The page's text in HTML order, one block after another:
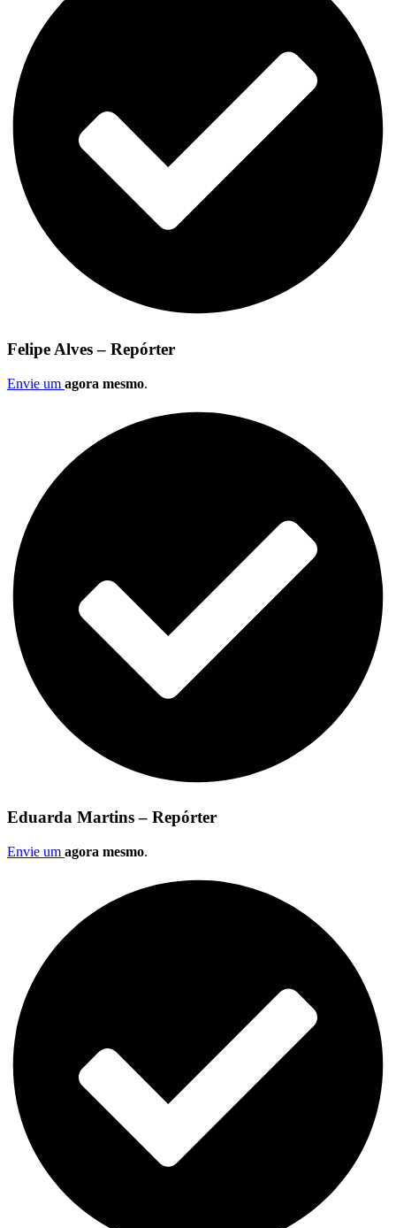
Felipe Alves – Repórter
Envie um agora mesmo.
Eduarda Martins – Repórter
Envie um agora mesmo.